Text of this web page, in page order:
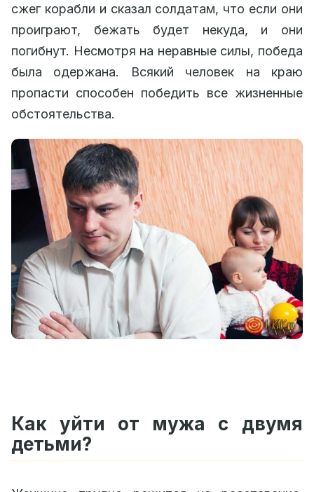
сжег корабли и сказал солдатам, что если они
проиграют, бежать будет некуда, и они
погибнут. Несмотря на неравные силы, победа
была одержана. Всякий человек на краю
пропасти способен победить все жизненные
обстоятельства.
Как уйти от мужа с двумя
детьми?